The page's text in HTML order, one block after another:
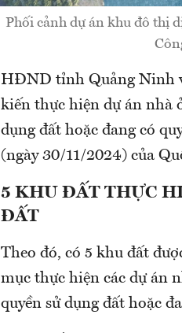
Phối cảnh dự án khu đô thị
HĐND tỉnh Quảng Ninh
kiến thực hiện dự án nhà
dụng đất hoặc đang có
(ngày 30/11/2024) của
5 KHU ĐẤT THỰC
ĐẤT
Theo đó, có 5 khu đất
mục thực hiện các dự án
quyền sử dụng đất hoặc